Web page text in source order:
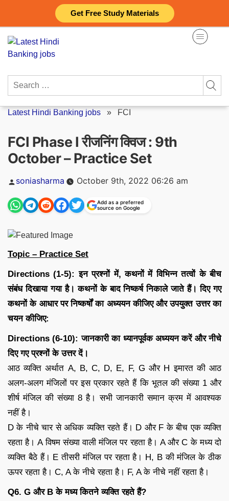
Get Free Study Materials
content
Search
Latest Hindi Banking jobs » FCI
FCI Phase I रीजनिंग क्विज : 9th
October – Practice Set
Posted
soniasharma October 9th, 2022 06:26 am
Add as a preferred
source on Google
Topic – Practice Set
Directions (1-5): इन प्रश्नों में, कथनों में विभिन्न तत्वों के बीच
संबंध दिखाया गया है। कथनों के बाद निष्कर्ष निकाले जाते हैं। दिए गए
कथनों के आधार पर निष्कर्षों का अध्ययन कीजिए और उपयुक्त उत्तर का
चयन कीजिए:
Directions (6-10): जानकारी का ध्यानपूर्वक अध्ययन करें और नीचे
दिए गए प्रश्नों के उत्तर दें।
आठ व्यक्ति अर्थात A, B, C, D, E, F, G और H इमारत की आठ
अलग-अलग मंजिलों पर इस प्रकार रहते हैं कि भूतल की संख्या 1 और
शीर्ष मंजिल की संख्या 8 है। सभी जानकारी समान क्रम में आवश्यक
नहीं है।
D के नीचे चार से अधिक व्यक्ति रहते हैं। D और F के बीच एक व्यक्ति
रहता है। A विषम संख्या वाली मंजिल पर रहता है। A और C के मध्य दो
व्यक्ति बैठे हैं। E तीसरी मंजिल पर रहता है। H, B की मंजिल के ठीक
ऊपर रहता है। C, A के नीचे रहता है। F, A के नीचे नहीं रहता है।
Q6. G और B के मध्य कितने व्यक्ति रहते हैं?